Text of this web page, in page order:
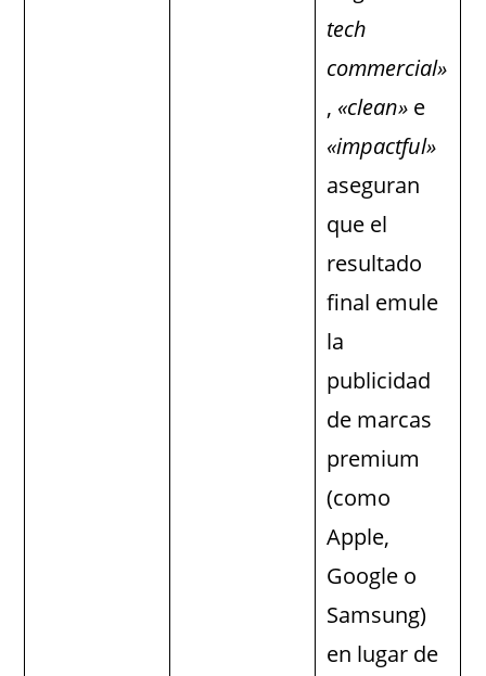
tech
commercial»
, «clean» e
«impactful»
aseguran
que el
resultado
final emule
la
publicidad
de marcas
premium
(como
Apple,
Google o
Samsung)
en lugar de